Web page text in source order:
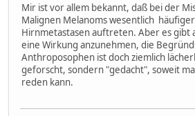
Mir ist vor allem bekannt, daß bei der
Malignen Melanoms wesentlich
Hirnmetastasen auftreten. Aber es gibt
eine Wirkung anzunehmen, die
Anthroposophen ist doch ziemlich
geforscht, sondern "gedacht", soweit
reden kann.